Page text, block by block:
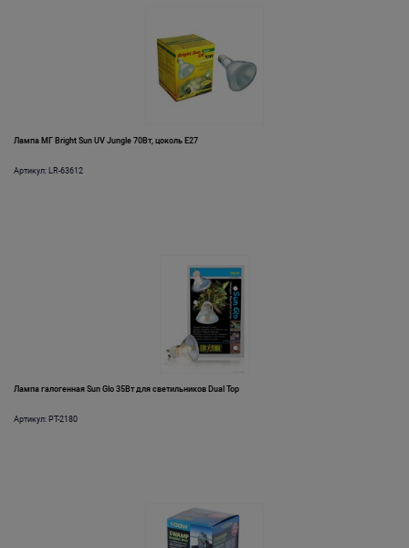
Лампа МГ Bright Sun UV Jungle 70Вт, цоколь Е27
Артикул: LR-63612
Лампа галогенная Sun Glo 35Вт для светильников Dual Top
Артикул: PT-2180